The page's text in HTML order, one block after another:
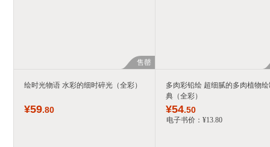
售罄
绘时光物语 水彩的细时碎光（全彩）
¥59.80
多肉彩铅绘 超细腻的多肉植物
典（全彩）
¥54.50
电子书价： ¥13.80